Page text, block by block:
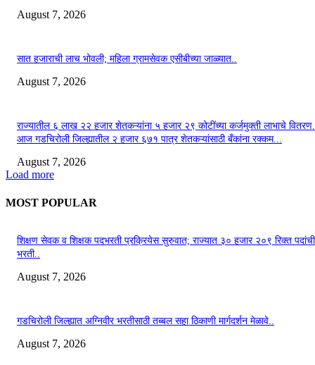
August 7, 2026
सात हजाराची लाच भोवली; महिला ग्रामसेवक एसीबीच्या जाळ्यात..
August 7, 2026
राज्यातील ६ लाख २२ हजार शेतकऱ्यांना ५ हजार २९ कोटींच्या कर्जमुक्ती लाभाचे
आज गडचिरोली जिल्ह्यातील २ हजार ६७१ पात्र शेतकऱ्यांसाठी बँकांना रक्कम...
August 7, 2026
Load more
MOST POPULAR
शिक्षण सेवक व शिक्षक पदभरती प्रक्रियेस सुरुवात; राज्यात ३० हजार २०९ रिक्त पदांची
भरती..
August 7, 2026
गडचिरोली जिल्ह्यात अग्निवीर भरतीसाठी तब्बल सहा ठिकाणी मार्गदर्शन मेळावे..
August 7, 2026